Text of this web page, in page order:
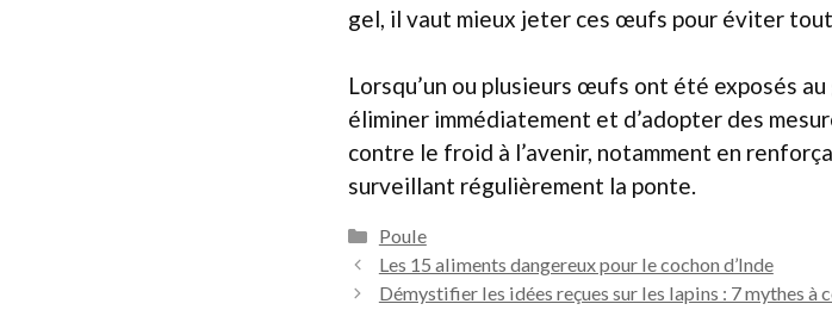
gel, il vaut mieux jeter ces œufs pour éviter tout
Lorsqu’un ou plusieurs œufs ont été exposés
éliminer immédiatement et d’adopter des
contre le froid à l’avenir, notamment en
surveillant régulièrement la ponte.
Catégories
Poule
Les 15 aliments dangereux pour le cochon d’Inde
Démystifier les idées reçues sur les lapins : 7 mythes à